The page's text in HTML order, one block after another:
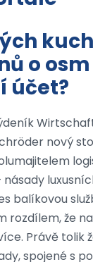
o
účet?
nový
balíkovou
rozdílem, že
Právě tolik
spojené s